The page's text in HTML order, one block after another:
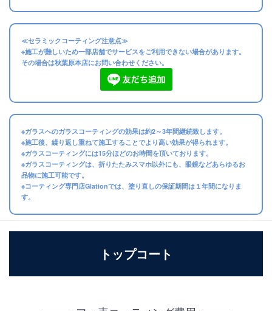
≪セラミックコーティング注意点≫
※施工が難しいため一部店舗でサービスをご利用できない場合があります。
その場合は秋葉原本店にお問い合わせください。
※ガラスへのガラスコーティングの効果は約2～3年間継続致します。
※施工後、繰り返し重ねて施工することでより高い効果が得られます。
※ガラスコーティングには15分ほどのお時間を頂いております。
※ガラスコーティングは、折りたたみスマホ以外にも、眼鏡などあらゆるお
品物に施工可能です。
※コーティング専門店Glationでは、塗り直しの保証期間は１年間になりま
す。
トップコート